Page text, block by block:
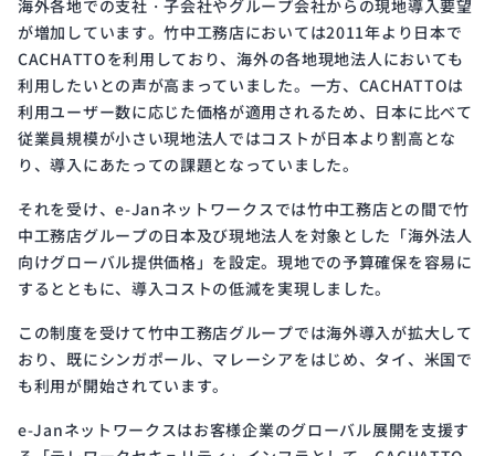
海外各地での支社・子会社やグループ会社からの現地導入要望
が増加しています。竹中工務店においては2011年より日本で
CACHATTOを利用しており、海外の各地現地法人においても
利用したいとの声が高まっていました。一方、CACHATTOは
利用ユーザー数に応じた価格が適用されるため、日本に比べて
従業員規模が小さい現地法人ではコストが日本より割高とな
り、導入にあたっての課題となっていました。
それを受け、e-Janネットワークスでは竹中工務店との間で竹
中工務店グループの日本及び現地法人を対象とした「海外法人
向けグローバル提供価格」を設定。現地での予算確保を容易に
するとともに、導入コストの低減を実現しました。
この制度を受けて竹中工務店グループでは海外導入が拡大して
おり、既にシンガポール、マレーシアをはじめ、タイ、米国で
も利用が開始されています。
e-Janネットワークスはお客様企業のグローバル展開を支援す